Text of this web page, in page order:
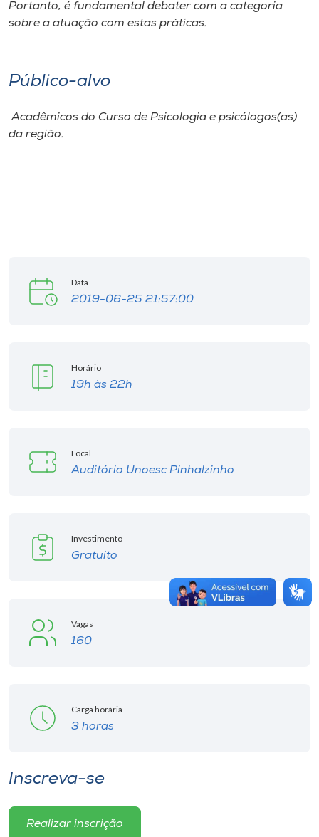
Selecione
o idioma
A+
Portanto, é fundamental debater com a categoria
sobre a atuação com estas práticas.
Público-alvo
Acadêmicos do Curso de Psicologia e psicólogos(as)
da região.
Data
2019-06-25 21:57:00
Horário
19h às 22h
Local
Auditório Unoesc Pinhalzinho
Investimento
Gratuito
Vagas
160
Carga horária
3 horas
Inscreva-se
Realizar inscrição